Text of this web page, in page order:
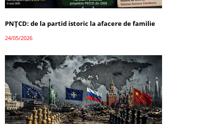
PNȚCD: de la partid istoric la afacere de familie
24/05/2026